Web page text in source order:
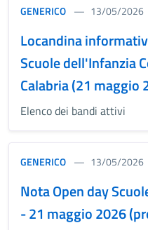
GENERICO 13/05/2026
Locandina
Scuole dell'Infanzia
Calabria (21 maggio
Elenco dei bandi attivi
GENERICO 13/05/2026
Nota Open day
- 21 maggio 2026